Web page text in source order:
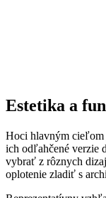
Estetika a
Hoci hlavným cieľom
ich odľahčené verzie
vybrať z rôznych
oplotenie zladiť s